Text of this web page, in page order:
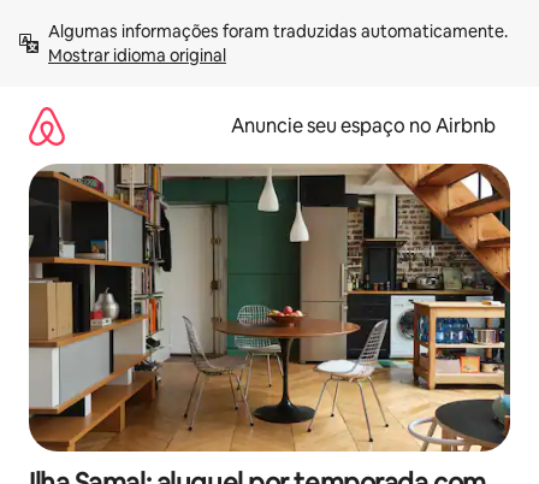
para
Mostrar idioma original
Anuncie seu espaço no Airbnb